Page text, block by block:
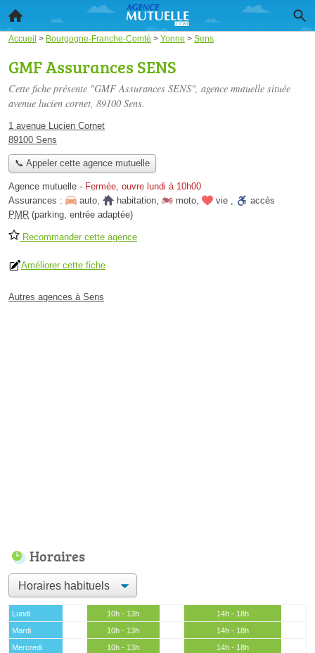
Accueil > Bourgogne-Franche-Comté > Yonne > Sens
GMF Assurances SENS
Cette fiche présente "GMF Assurances SENS", agence mutuelle située
avenue lucien cornet, 89100 Sens.
1 avenue Lucien Cornet
89100 Sens
📞 Appeler cette agence mutuelle
Agence mutuelle - Fermée, ouvre lundi à 10h00
Assurances :
auto, habitation, moto, vie ,
accès
PMR (parking, entrée adaptée)
Recommander cette agence
Améliorer cette fiche
Autres agences à Sens
Horaires
Lundi 10h - 13h
14h - 18h
Mardi
10h - 13h
14h - 18h
Mercredi
10h - 13h
14h - 18h